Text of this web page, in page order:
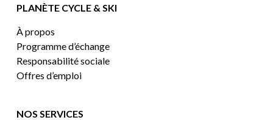
PLANÈTE CYCLE & SKI
À propos
Programme d’échange
Responsabilité sociale
Offres d’emploi
NOS SERVICES